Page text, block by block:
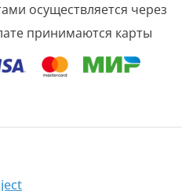
осуществляется через
принимаются карты